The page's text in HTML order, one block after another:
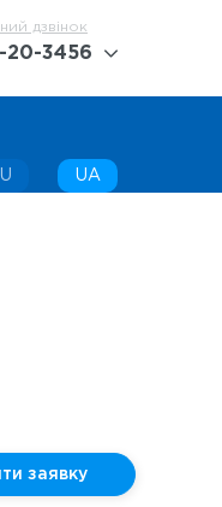
дзвінок
20-3456
3456
442-42-45
UA
заявку